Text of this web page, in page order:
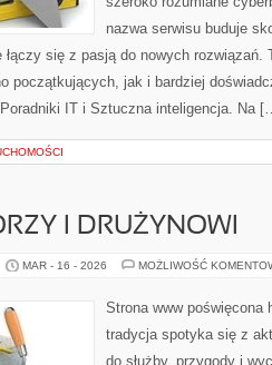
nazwa serwisu buduje
łączy się z pasją do nowych rozwiązań.
początkujących, jak i bardziej
IT i Sztuczna inteligencja. Na
I DRUŻYNOWI
MAR - 16 - 2026 MOŻLIWOŚĆ
Strona www poświęcona
tradycja spotyka się z
do służby, przygody i